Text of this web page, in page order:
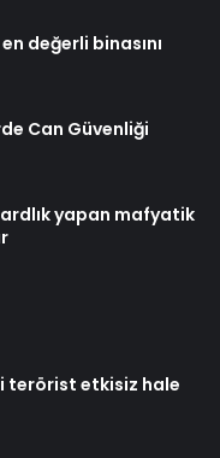
değerli binasını
Can Güvenliği
yapan mafyatik
terörist etkisiz hale